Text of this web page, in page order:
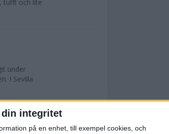
integritet
på en enhet, till exempel cookies, och
tufft och lite
under
I Sevilla